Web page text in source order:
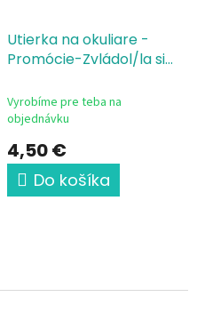
Utierka na okuliare -
Promócie-Zvládol/la si
Vyrobíme pre teba na
objednávku
4,50 €
Do košíka